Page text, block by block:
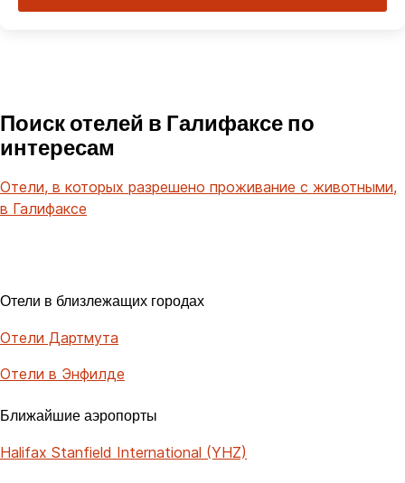
Поиск отелей в Галифаксе по
интересам
Отели, в которых разрешено проживание с животными,
в Галифаксе
Отели в близлежащих городах
Отели Дартмута
Отели в Энфилде
Ближайшие аэропорты
Halifax Stanfield International (YHZ)